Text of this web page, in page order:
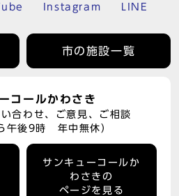
Instagram LINE
市の施設一覧
コールかわさき
合わせ、ご意見、ご相談
午後9時 年中無休）
サンキューコールか
わさきの
ページを見る